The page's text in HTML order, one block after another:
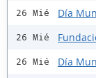
26 Mié Día
26 Mié
26 Mié Día